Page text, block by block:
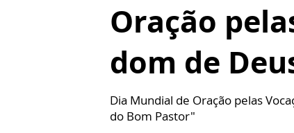
Oração
dom de
Dia Mundial de Oração pelas
do Bom Pastor"